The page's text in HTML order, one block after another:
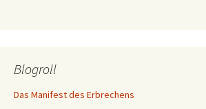
Blogroll
Das Manifest des Erbrechens